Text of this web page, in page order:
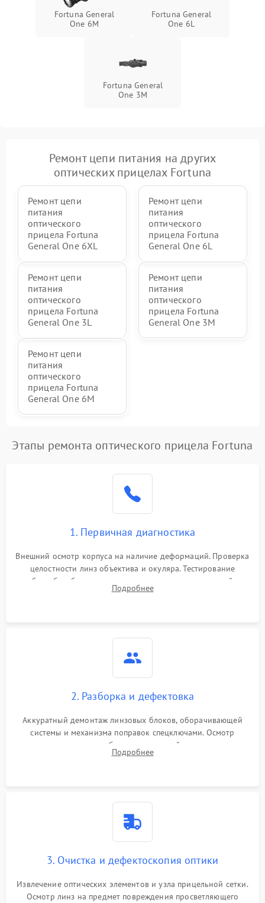
Fortuna General
One 6M
Fortuna General
One 6L
Fortuna General
One 3M
Ремонт цепи питания на других
оптических прицелах Fortuna
Ремонт цепи
питания
оптического
прицела Fortuna
General One 6XL
Ремонт цепи
питания
оптического
прицела Fortuna
General One 6L
Ремонт цепи
питания
оптического
прицела Fortuna
General One 3L
Ремонт цепи
питания
оптического
прицела Fortuna
General One 3M
Ремонт цепи
питания
оптического
прицела Fortuna
General One 6M
Этапы ремонта оптического прицела Fortuna
1. Первичная диагностика
Внешний осмотр корпуса на наличие деформаций. Проверка
целостности линз объектива и окуляра. Тестирование
работы барабанчиков ввода поправок, кольца отстройки
параллакса и зума. Выявление сколов, внутренних
Подробнее
2. Разборка и дефектовка
Аккуратный демонтаж линзовых блоков, оборачивающей
системы и механизма поправок спецключами. Осмотр
внутренних резьбовых соединений, пружин и
уплотнительных колец. Поиск причин люфта, смещения
Подробнее
3. Очистка и дефектоскопия оптики
Извлечение оптических элементов и узла прицельной сетки.
Осмотр линз на предмет повреждения просветляющего